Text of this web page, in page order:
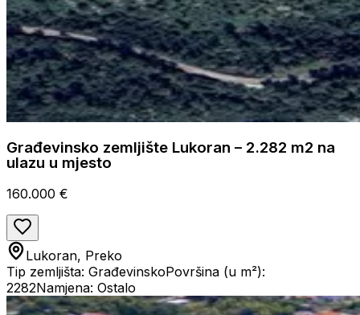
Građevinsko zemljište Lukoran – 2.282 m2 na
ulazu u mjesto
160.000 €
Lukoran, Preko
Tip zemljišta: GrađevinskoPovršina (u m²):
2282Namjena: Ostalo